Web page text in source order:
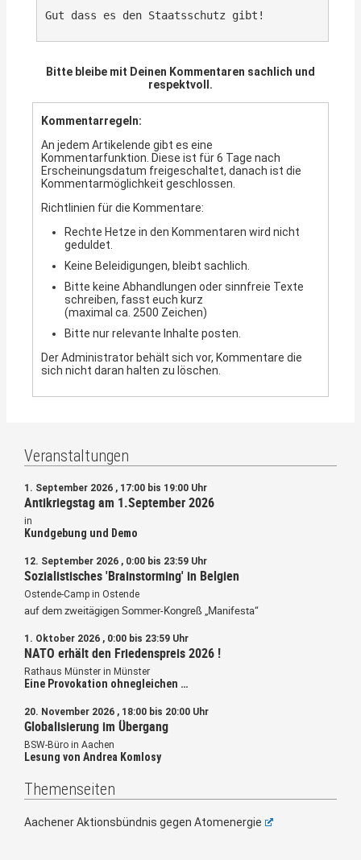
Gut dass es den Staatsschutz gibt!
Bitte bleibe mit Deinen Kommentaren sachlich und
respektvoll.
Kommentarregeln:
An jedem Artikelende gibt es eine
Kommentarfunktion. Diese ist für 6 Tage nach
Erscheinungsdatum freigeschaltet, danach ist die
Kommentarmöglichkeit geschlossen.
Richtlinien für die Kommentare:
Rechte Hetze in den Kommentaren wird nicht
geduldet.
Keine Beleidigungen, bleibt sachlich.
Bitte keine Abhandlungen oder sinnfreie Texte
schreiben, fasst euch kurz
(maximal ca. 2500 Zeichen)
Bitte nur relevante Inhalte posten.
Der Administrator behält sich vor, Kommentare die
sich nicht daran halten zu löschen.
Veranstaltungen
1. September 2026 , 17:00 bis 19:00 Uhr
Antikriegstag am 1.September 2026
in
Kundgebung und Demo
12. September 2026 , 0:00 bis 23:59 Uhr
Sozialistisches 'Brainstorming' in Belgien
Ostende-Camp in Ostende
auf dem zweitägigen Sommer-Kongreß „Manifesta“
1. Oktober 2026 , 0:00 bis 23:59 Uhr
NATO erhält den Friedenspreis 2026 !
Rathaus Münster in Münster
Eine Provokation ohnegleichen …
20. November 2026 , 18:00 bis 20:00 Uhr
Globalisierung im Übergang
BSW-Büro in Aachen
Lesung von Andrea Komlosy
Themenseiten
Aachener Aktionsbündnis gegen Atomenergie